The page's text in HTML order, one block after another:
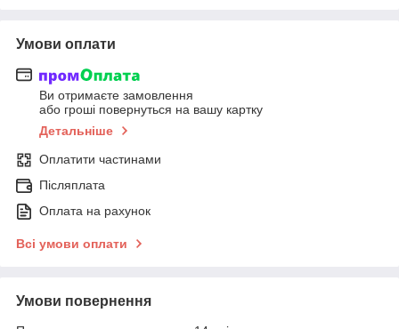
Умови оплати
Ви отримаєте замовлення
або гроші повернуться на вашу картку
Детальніше
Оплатити частинами
Післяплата
Оплата на рахунок
Всі умови оплати
Умови повернення